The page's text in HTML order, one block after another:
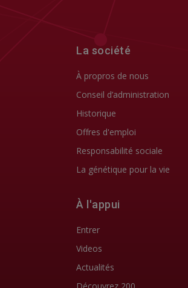
La société
À propros de nous
Conseil d’administration
Historique
Offres d'emploi
Responsabilité sociale
La génétique pour la vie
À l'appui
Entrer
Videos
Actualités